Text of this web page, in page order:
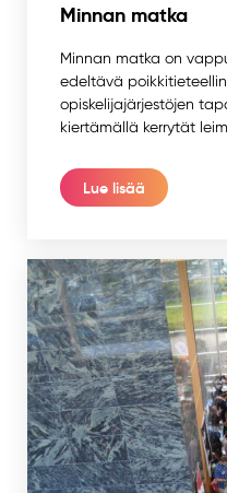
Minnan matka
Minnan matka on
edeltävä
opiskelijajärjestöjen
kiertämällä kerrytät
Lue lisää